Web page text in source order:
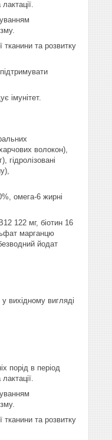
та розвитку
імунітет.
волокон),
гідролізовані
омега-6 жирні
122 мг, біотин 16
марганцю
йодат
вихідному вигляді
порід в період
та розвитку